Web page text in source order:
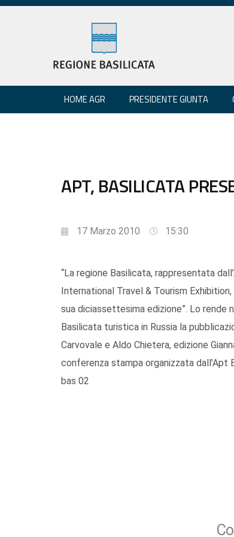
HOME AGR PRESIDENTE GIUNTA
APT, BASILICATA
17 Marzo 2010 15:30
“La regione Basilicata, rappresentata
International Travel & Tourism
sua diciassettesima edizione”. Lo rende
Basilicata turistica in Russia la
Carvovale e Aldo Chietera, edizione
conferenza stampa organizzata dall’Apt
bas 02